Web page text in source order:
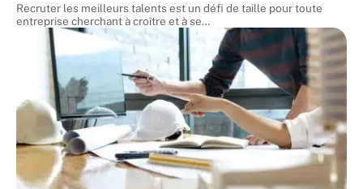
Recruter les meilleurs talents est un défi de taille pour toute
entreprise cherchant à croître et à se…